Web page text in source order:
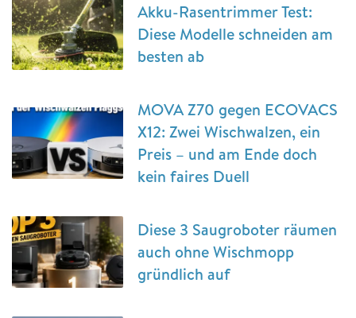
Akku-Rasentrimmer Test:
Diese Modelle schneiden am
besten ab
MOVA Z70 gegen ECOVACS
X12: Zwei Wischwalzen, ein
Preis – und am Ende doch
kein faires Duell
Diese 3 Saugroboter räumen
auch ohne Wischmopp
gründlich auf